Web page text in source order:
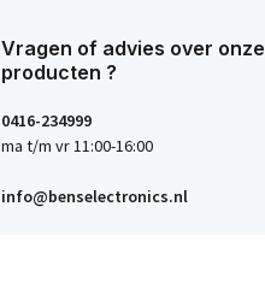
Vragen of advies over onze
producten ?
0416-234999
ma t/m vr 11:00-16:00
info@benselectronics.nl